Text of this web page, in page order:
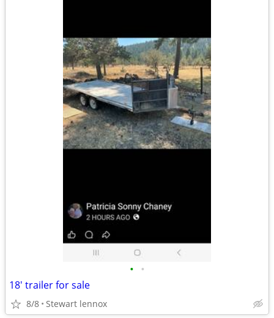
• •
18' trailer for sale
8/8 Stewart lennox